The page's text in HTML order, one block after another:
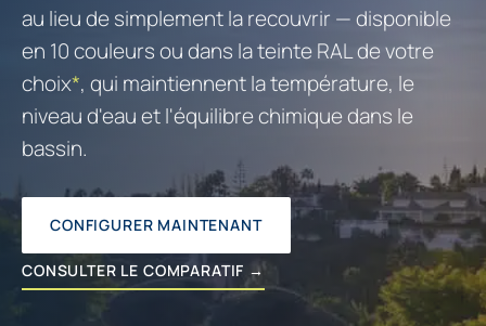
au lieu de simplement la recouvrir — disponible
en 10 couleurs ou dans la teinte RAL de votre
choix*, qui maintiennent la température, le
niveau d'eau et l'équilibre chimique dans le
bassin.
CONFIGURER MAINTENANT
CONSULTER LE COMPARATIF →